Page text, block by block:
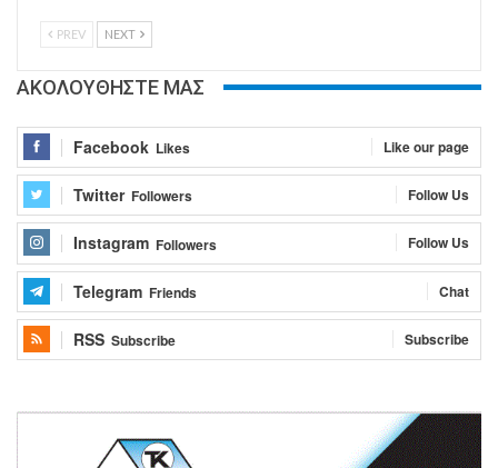
PREV NEXT
ΑΚΟΛΟΥΘΗΣΤΕ ΜΑΣ
Facebook Likes Like our page
Twitter Followers Follow Us
Instagram Followers Follow Us
Telegram Friends Chat
RSS Subscribe Subscribe